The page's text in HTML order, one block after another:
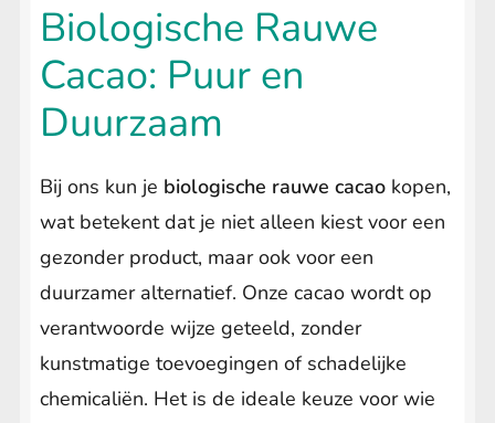
Biologische Rauwe
Cacao: Puur en
Duurzaam
Bij ons kun je biologische rauwe cacao kopen,
wat betekent dat je niet alleen kiest voor een
gezonder product, maar ook voor een
duurzamer alternatief. Onze cacao wordt op
verantwoorde wijze geteeld, zonder
kunstmatige toevoegingen of schadelijke
chemicaliën. Het is de ideale keuze voor wie